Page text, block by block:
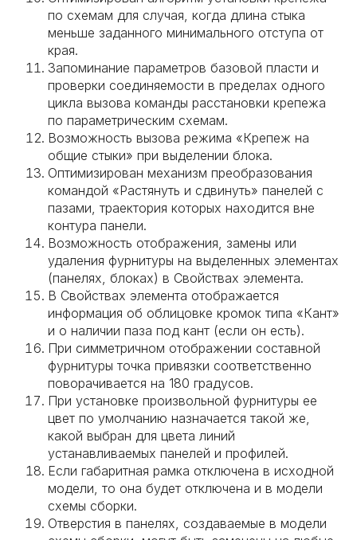
по схемам для случая, когда длина стыка
меньше заданного минимального отступа от
края.
Запоминание параметров базовой пласти и
проверки соединяемости в пределах одного
цикла вызова команды расстановки крепежа
по параметрическим схемам.
Возможность вызова режима «Крепеж на
общие стыки» при выделении блока.
Оптимизирован механизм преобразования
командой «Растянуть и сдвинуть» панелей с
пазами, траектория которых находится вне
контура панели.
Возможность отображения, замены или
удаления фурнитуры на выделенных элементах
(панелях, блоках) в Свойствах элемента.
В Свойствах элемента отображается
информация об облицовке кромок типа «Кант»
и о наличии паза под кант (если он есть).
При симметричном отображении составной
фурнитуры точка привязки соответственно
поворачивается на 180 градусов.
При установке произвольной фурнитуры ее
цвет по умолчанию назначается такой же,
какой выбран для цвета линий
устанавливаемых панелей и профилей.
Если габаритная рамка отключена в исходной
модели, то она будет отключена и в модели
схемы сборки.
Отверстия в панелях, создаваемые в модели